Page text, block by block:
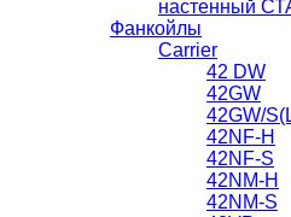
настенный
Фанкойлы
Carrier
42 DW
42GW
42GW/
42NF-H
42NF-S
42NM-H
42NМ-S